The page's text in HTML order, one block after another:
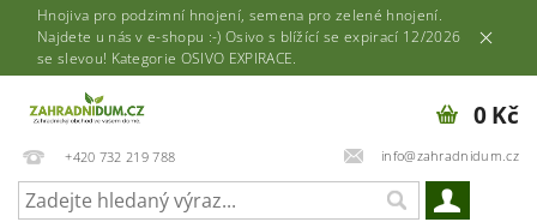
Hnojiva pro podzimní hnojení, semena pro zelené hnojení.
Najdete u nás v e-shopu :-) Osivo s blížící se expirací 12/2026
se slevou! Kategorie OSIVO EXPIRACE.
+420 732 219 788 info@zahradnidum.cz
0 Kč